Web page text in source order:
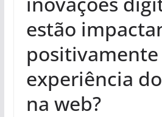
estão
positivamente
experiência
na web?